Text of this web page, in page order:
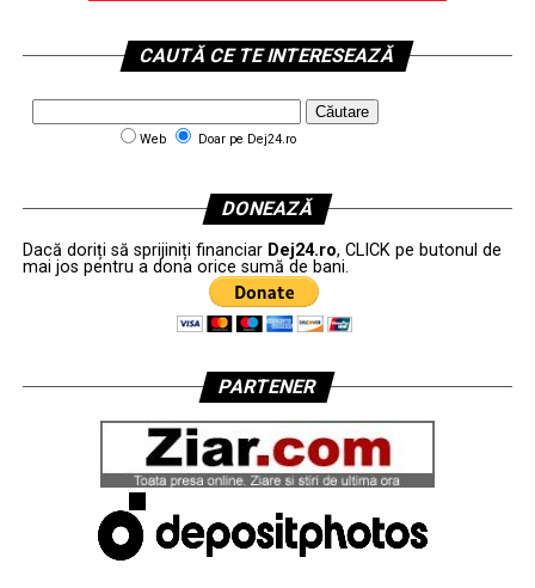
CAUTĂ CE TE INTERESEAZĂ
Web Doar pe Dej24.ro
DONEAZĂ
Dacă doriți să sprijiniți financiar Dej24.ro, CLICK pe butonul de
mai jos pentru a dona orice sumă de bani.
PARTENER